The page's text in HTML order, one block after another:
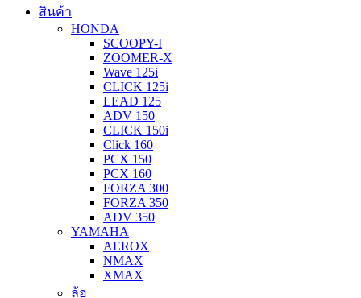
สินค้า
HONDA
SCOOPY-I
ZOOMER-X
Wave 125i
CLICK 125i
LEAD 125
ADV 150
CLICK 150i
Click 160
PCX 150
PCX 160
FORZA 300
FORZA 350
ADV 350
YAMAHA
AEROX
NMAX
XMAX
ล้อ